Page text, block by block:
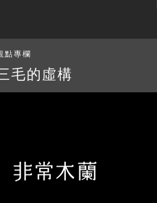
點專欄
毛的虛構